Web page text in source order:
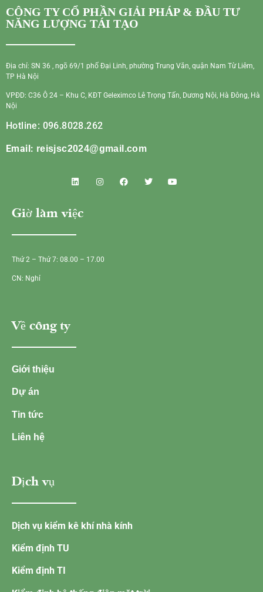
CÔNG TY CỔ PHẦN GIẢI PHÁP & ĐẦU TƯ
NĂNG LƯỢNG TÁI TẠO
Địa chỉ: SN 36 , ngõ 69/1 phố Đại Linh, phường Trung Văn, quận Nam Từ Liêm,
TP Hà Nội
VPĐD: C36 Ô 24 – Khu C, KĐT Geleximco Lê Trọng Tấn, Dương Nội, Hà Đông, Hà
Nội
Hotline: 096.8028.262
Email: reisjsc2024@gmail.com
Giờ làm việc
Thứ 2 – Thứ 7: 08.00 – 17.00
CN: Nghỉ
Về công ty
Giới thiệu
Dự án
Tin tức
Liên hệ
Dịch vụ
Dịch vụ kiểm kê khí nhà kính
Kiểm định TU
Kiểm định TI